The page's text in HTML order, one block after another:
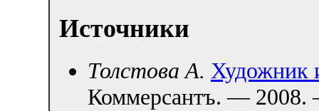
Источники
Толстова А. Художник
Коммерсантъ. — 2008.